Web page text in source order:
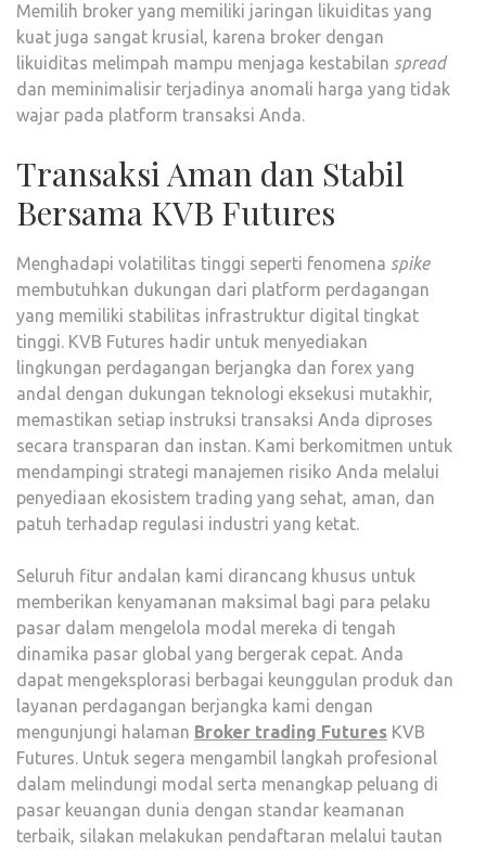
Memilih broker yang memiliki jaringan likuiditas yang
kuat juga sangat krusial, karena broker dengan
likuiditas melimpah mampu menjaga kestabilan spread
dan meminimalisir terjadinya anomali harga yang tidak
wajar pada platform transaksi Anda.
Transaksi Aman dan Stabil
Bersama KVB Futures
Menghadapi volatilitas tinggi seperti fenomena spike
membutuhkan dukungan dari platform perdagangan
yang memiliki stabilitas infrastruktur digital tingkat
tinggi. KVB Futures hadir untuk menyediakan
lingkungan perdagangan berjangka dan forex yang
andal dengan dukungan teknologi eksekusi mutakhir,
memastikan setiap instruksi transaksi Anda diproses
secara transparan dan instan. Kami berkomitmen untuk
mendampingi strategi manajemen risiko Anda melalui
penyediaan ekosistem trading yang sehat, aman, dan
patuh terhadap regulasi industri yang ketat.
Seluruh fitur andalan kami dirancang khusus untuk
memberikan kenyamanan maksimal bagi para pelaku
pasar dalam mengelola modal mereka di tengah
dinamika pasar global yang bergerak cepat. Anda
dapat mengeksplorasi berbagai keunggulan produk dan
layanan perdagangan berjangka kami dengan
mengunjungi halaman Broker trading Futures KVB
Futures. Untuk segera mengambil langkah profesional
dalam melindungi modal serta menangkap peluang di
pasar keuangan dunia dengan standar keamanan
terbaik, silakan melakukan pendaftaran melalui tautan